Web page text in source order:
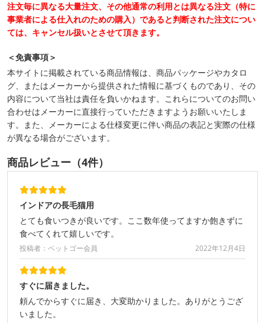
注文毎に異なる大量注文、その他通常の利用とは異なる注文（特に
事業者による仕入れのための購入）であると判断された注文につい
ては、キャンセル扱いとさせて頂きます。
＜免責事項＞
本サイトに掲載されている商品情報は、商品パッケージやカタロ
グ、またはメーカーから提供された情報に基づくものであり、その
内容について当社は責任を負いかねます。これらについてのお問い
合わせはメーカーに直接行っていただきますようお願いいたしま
す。また、メーカーによる仕様変更に伴い商品の表記と実際の仕様
が異なる場合がございます。
商品レビュー（4件）
インドアの長毛猫用
とても食いつきが良いです。ここ数年使ってますか飽きずに
食べてくれて嬉しいです。
投稿者：ペットゴー会員 2022年12月4日
すぐに届きました。
頼んでからすぐに届き、大変助かりました。ありがとうござ
いました。